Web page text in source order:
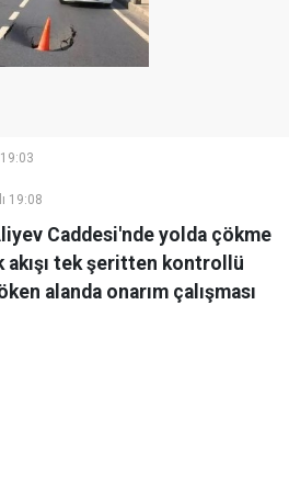
19:08
Caddesi'nde yolda çökme
akışı tek şeritten kontrollü
alanda onarım çalışması